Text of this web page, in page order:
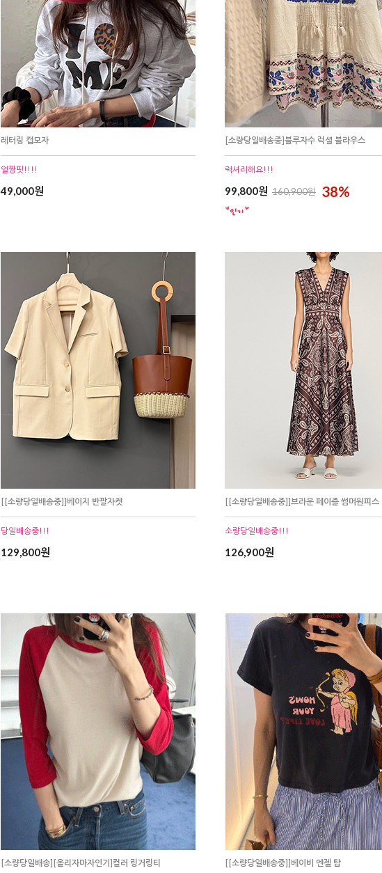
레터링 캡모자
얼짱핏!!!!
49,000원
[소량당일배송중]블루자수 럭셜 블라우스
럭셔리해요!!!
99,800원 160,900원 38%
[[소량당일배송중]]베이지 반팔자켓
당일배송중!!!
129,800원
[[소량당일배송중]]브라운 페이즐 썸머원피스
소량당일배송중!!!
126,900원
[소량당일배송][올리자마자인기]컬러 링거링티 [[소량당일배송중]]베이비 엔젤 탑